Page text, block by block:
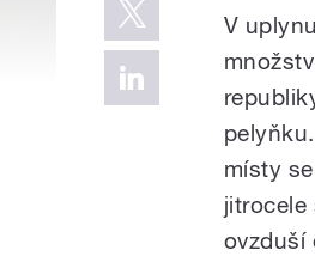
V
místy
jitrocele
ovzduší